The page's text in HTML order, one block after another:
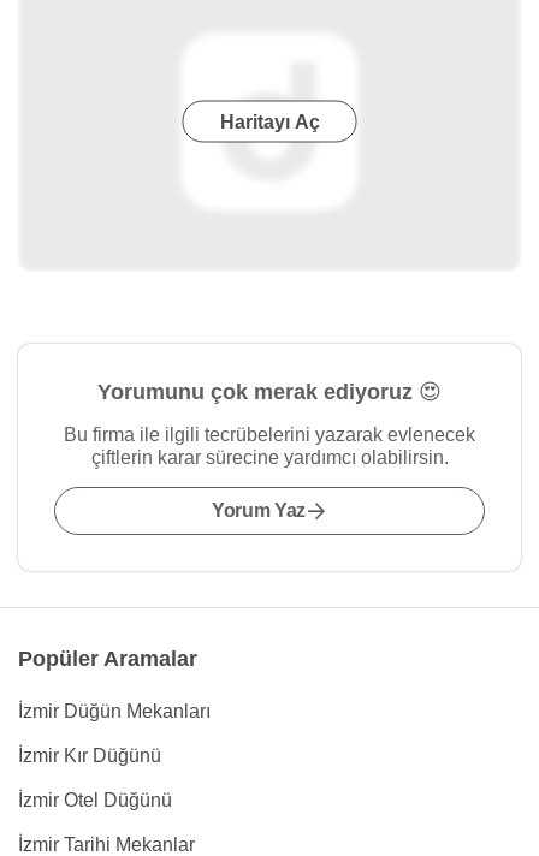
Haritayı Aç
Yorumunu çok merak ediyoruz 😍
Bu firma ile ilgili tecrübelerini yazarak evlenecek
çiftlerin karar sürecine yardımcı olabilirsin.
Yorum Yaz
Popüler Aramalar
İzmir Düğün Mekanları
İzmir Kır Düğünü
İzmir Otel Düğünü
İzmir Tarihi Mekanlar